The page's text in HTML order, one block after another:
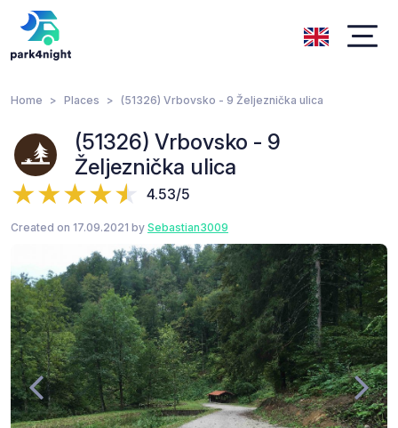
Home Places (51326) Vrbovsko - 9 Željeznička ulica
(51326) Vrbovsko - 9
Željeznička ulica
4.53/5
Created on 17.09.2021 by Sebastian3009